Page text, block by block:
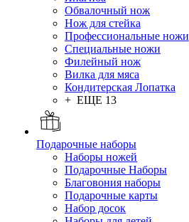
Обвалочный нож
Нож для стейка
Профессиональные ножи
Специальные ножи
Филейный нож
Вилка для мяса
Кондитерская Лопатка
+ ЕЩЕ 13
Подарочные наборы
Наборы ножей
Подарочные Наборы
Благовония наборы
Подарочные карты
Набор досок